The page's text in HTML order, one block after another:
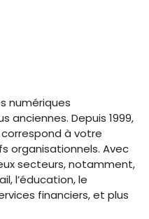
numériques
anciennes. Depuis 1999,
à votre
organisationnels. Avec
secteurs, notamment,
l’éducation, le
financiers, et plus